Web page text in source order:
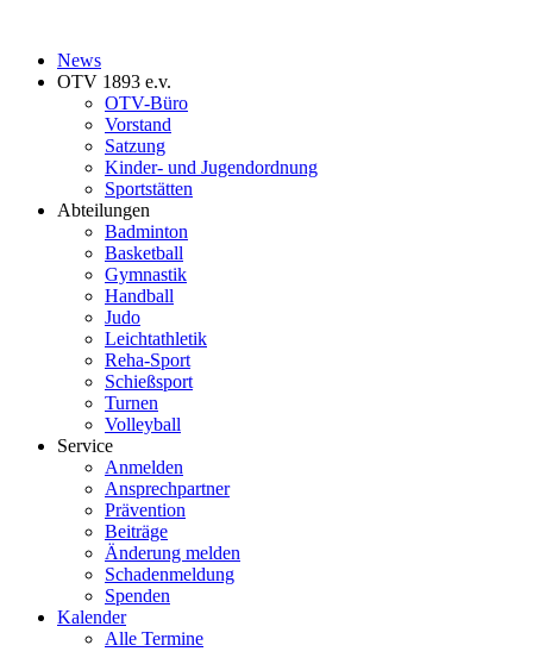
News
OTV 1893 e.v.
OTV-Büro
Vorstand
Satzung
Kinder- und Jugendordnung
Sportstätten
Abteilungen
Badminton
Basketball
Gymnastik
Handball
Judo
Leichtathletik
Reha-Sport
Schießsport
Turnen
Volleyball
Service
Anmelden
Ansprechpartner
Prävention
Beiträge
Änderung melden
Schadenmeldung
Spenden
Kalender
Alle Termine